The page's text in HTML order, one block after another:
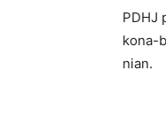
PDHJ
kona-
nian.